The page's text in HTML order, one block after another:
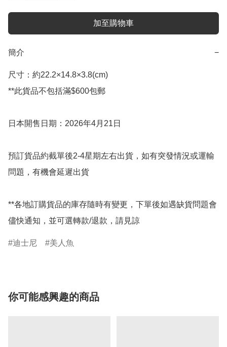
加至購物車
簡介 −
尺寸：約22.2×14.8×3.8(cm)
**此貨品不包括滿$600包郵
日本開售日期：2026年4月21日
預訂貨品約截單後2-4星期左右出貨，如有突發情況或運輸
問題，有機會延遲出貨
**各地訂購貨品的庫存隨時有變更，下單後如遇缺貨問題會
儘快通知，並可選轉款/退款，請見諒
迪士尼 美人魚
你可能感興趣的商品